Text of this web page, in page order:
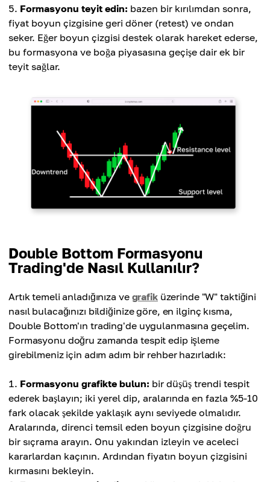
Formasyonu teyit edin: bazen bir kırılımdan sonra,
fiyat boyun çizgisine geri döner (retest) ve ondan
seker. Eğer boyun çizgisi destek olarak hareket ederse,
bu formasyona ve boğa piyasasına geçişe dair ek bir
teyit sağlar.
Double Bottom Formasyonu
Trading'de Nasıl Kullanılır?
Artık temeli anladığınıza ve grafiküzerinde "W" taktiğini
nasıl bulacağınızı bildiğinize göre, en ilginç kısma,
Double Bottom'ın trading'de uygulanmasına geçelim.
Formasyonu doğru zamanda tespit edip işleme
girebilmeniz için adım adım bir rehber hazırladık:
Formasyonu grafikte bulun: bir düşüş trendi tespit
ederek başlayın; iki yerel dip, aralarında en fazla %5-10
fark olacak şekilde yaklaşık aynı seviyede olmalıdır.
Aralarında, direnci temsil eden boyun çizgisine doğru
bir sıçrama arayın. Onu yakından izleyin ve aceleci
kararlardan kaçının. Ardından fiyatın boyun çizgisini
kırmasını bekleyin.